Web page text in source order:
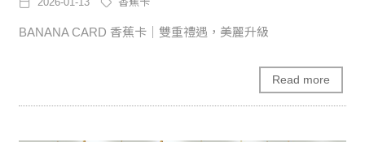
BANANA CARD 香蕉卡｜雙重禮遇，美麗升級
Read more